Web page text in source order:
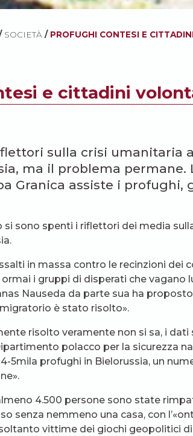
SOCIETÀ / PROFUGHI CONTESI E
e cittadini
sulla crisi umanitaria
ma il problema permane.
Granica assiste i profughi,
si sono spenti i riflettori dei media
in massa contro le recinzioni dei
i gruppi di disperati che vagano
Nauseda da parte sua ha
è stato risolto».
risolto veramente non si sa, i dati
polacco per la sicurezza
5mila profughi in Bielorussia, un
4.500 persone sono state
senza nemmeno una casa, con
vittime dei giochi geopolitici di